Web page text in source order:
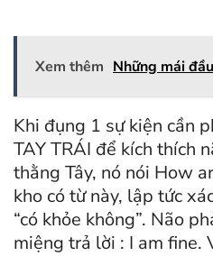
Xem thêm Những mái
Khi đụng 1 sự kiện cần
TAY TRÁI để kích thích
thằng Tây, nó nói How
kho có từ này, lập tức
“có khỏe không”. Não
miệng trả lời : I am fine.